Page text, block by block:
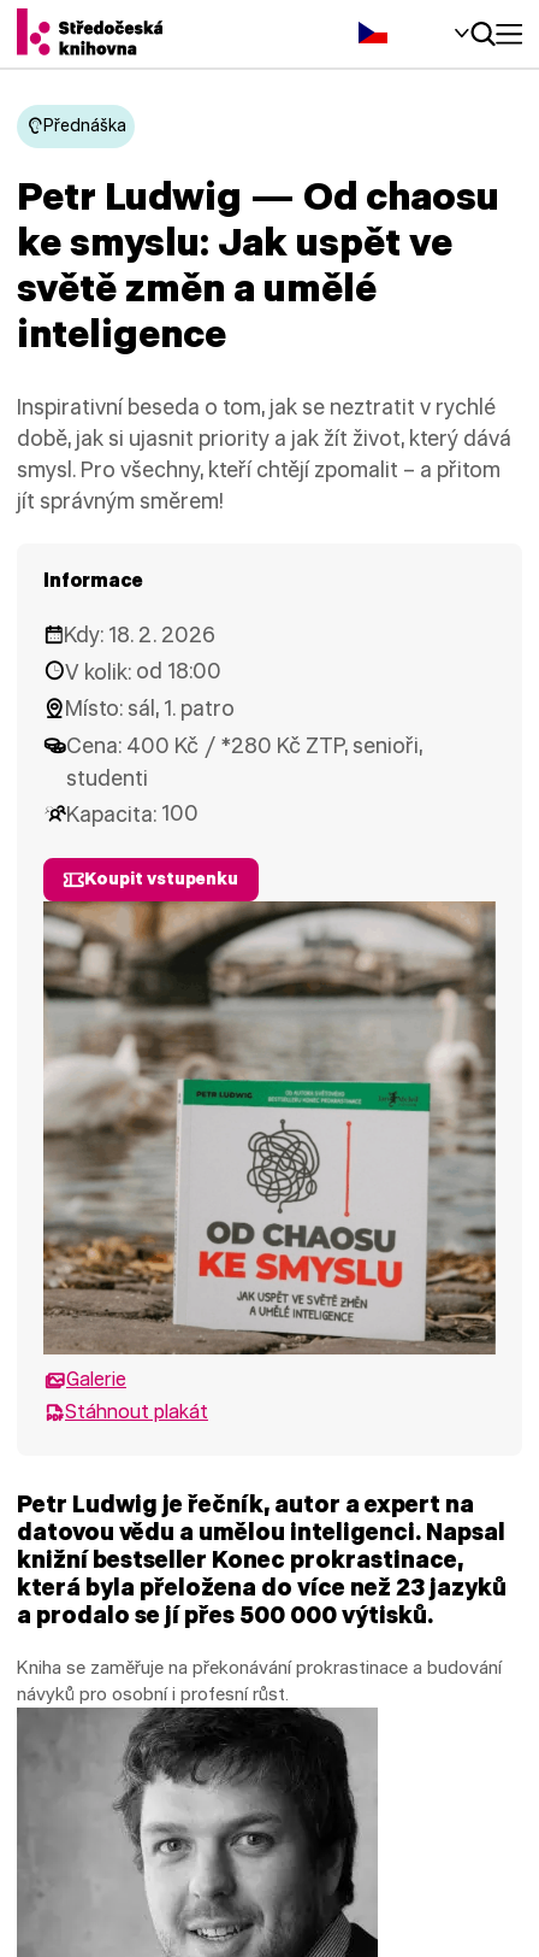
Čeština‎
Přednáška
Petr Ludwig — Od chaosu
ke smyslu: Jak uspět ve
světě změn a umělé
inteligence
Inspirativní beseda o tom, jak se neztratit v rychlé
době, jak si ujasnit priority a jak žít život, který dává
smysl. Pro všechny, kteří chtějí zpomalit – a přitom
jít správným směrem!
Informace
Kdy: 18. 2. 2026
V kolik: od 18:00
Místo: sál, 1. patro
Cena: 400 Kč / *280 Kč ZTP, senioři,
studenti
Kapacita: 100
Koupit vstupenku
Galerie
Stáhnout plakát
Petr Ludwig je řečník, autor a expert na
datovou vědu a umělou inteligenci. Napsal
knižní bestseller Konec prokrastinace,
která byla přeložena do více než 23 jazyků
a prodalo se jí přes 500 000 výtisků.
Kniha se zaměřuje na překonávání prokrastinace a budování
návyků pro osobní i profesní růst.